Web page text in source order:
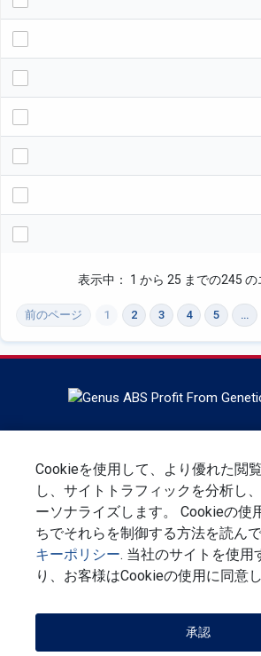
表示中： 1 から 25 までの245 の
前のページ 1 2 3 4 5 …
Cookieを使用して、より優れた閲
し、サイトトラフィックを分析し
ーソナライズします。 Cookieの使
ちでそれらを制御する方法を読ん
キーポリシー. 当社のサイトを使用
り、お客様はCookieの使用に同意し
承認
です。ABS GlobalはGenus plcの
ニュースレターにサインアップし
ご連絡ください プライバシーに関す
企業の社会的責務